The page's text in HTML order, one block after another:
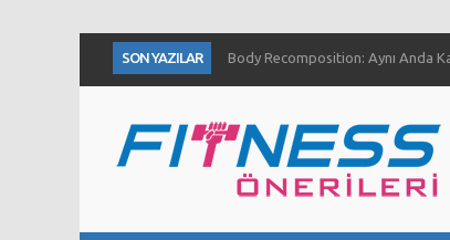
SON YAZILAR Body Recomposition: Aynı Anda
Aç Karnına Egzersiz Daha Fazla
Temiz Büyüme (Clean Bulk) Nedir?
Definasyon dönemi kas ve kuvvet
1 Ayda Ne Kadar Kas